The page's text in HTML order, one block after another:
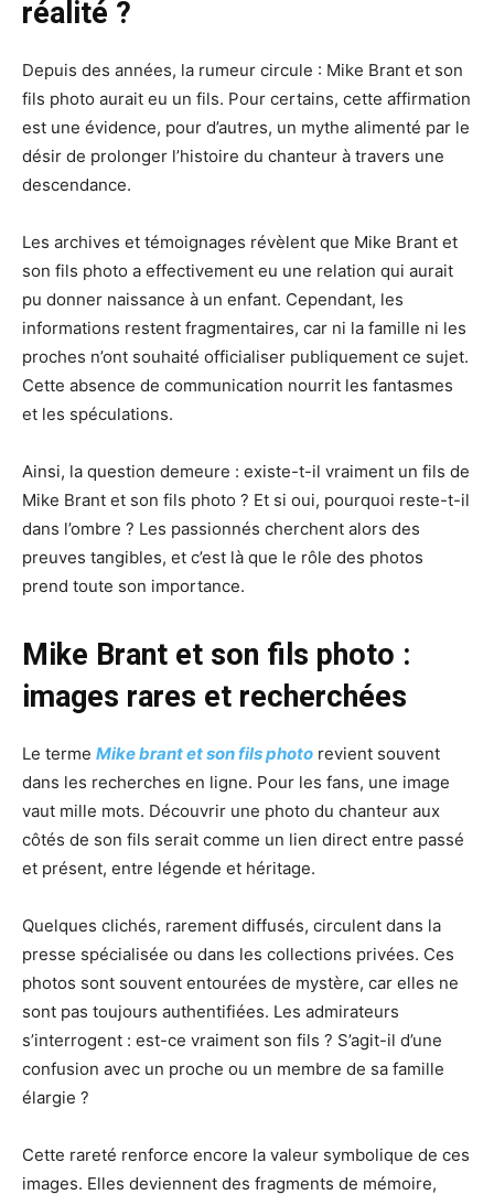
réalité ?
Depuis des années, la rumeur circule : Mike Brant et son
fils photo aurait eu un fils. Pour certains, cette affirmation
est une évidence, pour d’autres, un mythe alimenté par le
désir de prolonger l’histoire du chanteur à travers une
descendance.
Les archives et témoignages révèlent que Mike Brant et
son fils photo a effectivement eu une relation qui aurait
pu donner naissance à un enfant. Cependant, les
informations restent fragmentaires, car ni la famille ni les
proches n’ont souhaité officialiser publiquement ce sujet.
Cette absence de communication nourrit les fantasmes
et les spéculations.
Ainsi, la question demeure : existe-t-il vraiment un fils de
Mike Brant et son fils photo ? Et si oui, pourquoi reste-t-il
dans l’ombre ? Les passionnés cherchent alors des
preuves tangibles, et c’est là que le rôle des photos
prend toute son importance.
Mike Brant et son fils photo :
images rares et recherchées
Le terme Mike brant et son fils photo revient souvent
dans les recherches en ligne. Pour les fans, une image
vaut mille mots. Découvrir une photo du chanteur aux
côtés de son fils serait comme un lien direct entre passé
et présent, entre légende et héritage.
Quelques clichés, rarement diffusés, circulent dans la
presse spécialisée ou dans les collections privées. Ces
photos sont souvent entourées de mystère, car elles ne
sont pas toujours authentifiées. Les admirateurs
s’interrogent : est-ce vraiment son fils ? S’agit-il d’une
confusion avec un proche ou un membre de sa famille
élargie ?
Cette rareté renforce encore la valeur symbolique de ces
images. Elles deviennent des fragments de mémoire,